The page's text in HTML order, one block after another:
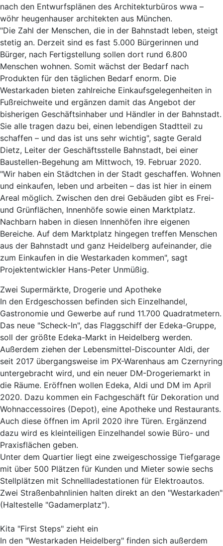
nach den Entwurfsplänen des Architekturbüros wwa –
wöhr heugenhauser architekten aus München.
"Die Zahl der Menschen, die in der Bahnstadt leben, steigt
stetig an. Derzeit sind es fast 5.000 Bürgerinnen und
Bürger, nach Fertigstellung sollen dort rund 6.800
Menschen wohnen. Somit wächst der Bedarf nach
Produkten für den täglichen Bedarf enorm. Die
Westarkaden bieten zahlreiche Einkaufsgelegenheiten in
Fußreichweite und ergänzen damit das Angebot der
bisherigen Geschäftsinhaber und Händler in der Bahnstadt.
Sie alle tragen dazu bei, einen lebendigen Stadtteil zu
schaffen – und das ist uns sehr wichtig", sagte Gerald
Dietz, Leiter der Geschäftsstelle Bahnstadt, bei einer
Baustellen-Begehung am Mittwoch, 19. Februar 2020.
"Wir haben ein Städtchen in der Stadt geschaffen. Wohnen
und einkaufen, leben und arbeiten – das ist hier in einem
Areal möglich. Zwischen den drei Gebäuden gibt es Frei-
und Grünflächen, Innenhöfe sowie einen Marktplatz.
Nachbarn haben in diesen Innenhöfen ihre eigenen
Bereiche. Auf dem Marktplatz hingegen treffen Menschen
aus der Bahnstadt und ganz Heidelberg aufeinander, die
zum Einkaufen in die Westarkaden kommen", sagt
Projektentwickler Hans-Peter Unmüßig.
Zwei Supermärkte, Drogerie und Apotheke
In den Erdgeschossen befinden sich Einzelhandel,
Gastronomie und Gewerbe auf rund 11.700 Quadratmetern.
Das neue "Scheck-In", das Flaggschiff der Edeka-Gruppe,
soll der größte Edeka-Markt in Heidelberg werden.
Außerdem ziehen der Lebensmittel-Discounter Aldi, der
seit 2017 übergangsweise im PX-Warenhaus am Czernyring
untergebracht wird, und ein neuer DM-Drogeriemarkt in
die Räume. Eröffnen wollen Edeka, Aldi und DM im April
2020. Dazu kommen ein Fachgeschäft für Dekoration und
Wohnaccessoires (Depot), eine Apotheke und Restaurants.
Auch diese öffnen im April 2020 ihre Türen. Ergänzend
dazu wird es kleinteiligen Einzelhandel sowie Büro- und
Praxisflächen geben.
Unter dem Quartier liegt eine zweigeschossige Tiefgarage
mit über 500 Plätzen für Kunden und Mieter sowie sechs
Stellplätzen mit Schnellladestationen für Elektroautos.
Zwei Straßenbahnlinien halten direkt an den "Westarkaden"
(Haltestelle "Gadamerplatz").
Kita "First Steps" zieht ein
In den "Westarkaden Heidelberg" finden sich außerdem